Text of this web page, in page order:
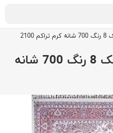
فرش (14003) اکریلیک 8 رنگ 700 شانه